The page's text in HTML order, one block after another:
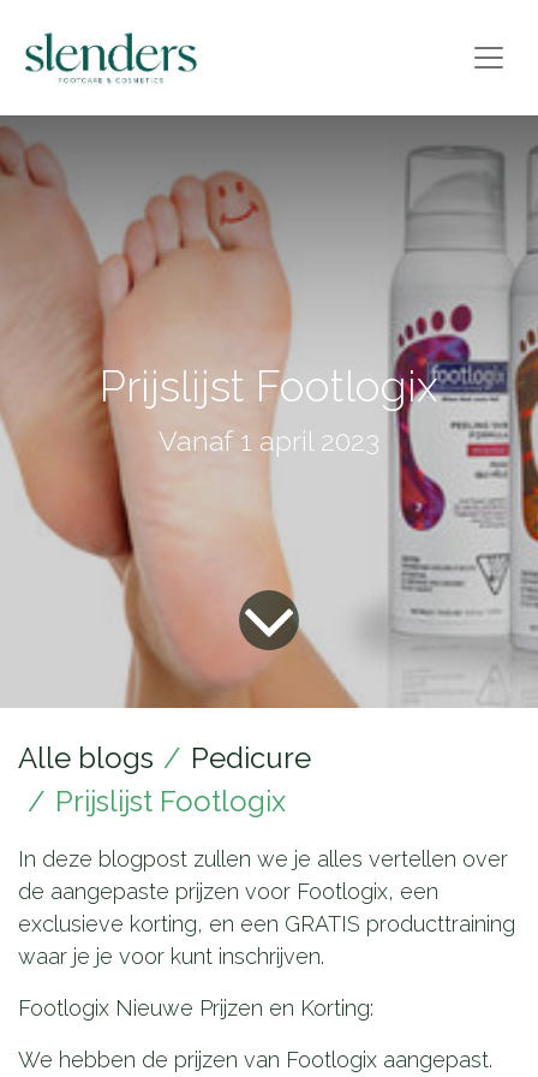
Prijslijst Footlogix
Vanaf 1 april 2023
Alle blogs
Pedicure
Prijslijst Footlogix
In deze blogpost zullen we je alles vertellen over
de aangepaste prijzen voor Footlogix, een
exclusieve korting, en een GRATIS producttraining
waar je je voor kunt inschrijven.
Footlogix Nieuwe Prijzen en Korting:
We hebben de prijzen van Footlogix aangepast.